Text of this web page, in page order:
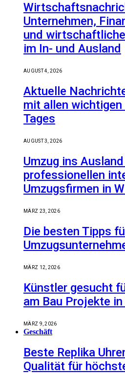
Unternehmen,
und
im In- und Ausland
AUGUST 4, 2026
Aktuelle
mit allen
Tages
AUGUST 3, 2026
Umzug ins
professionellen
Umzugsfirmen in
MÄRZ 23, 2026
Die besten Tipps
MÄRZ 12, 2026
Künstler gesucht
am Bau Projekte
MÄRZ 9, 2026
Geschäft
Beste Replika
Qualität für